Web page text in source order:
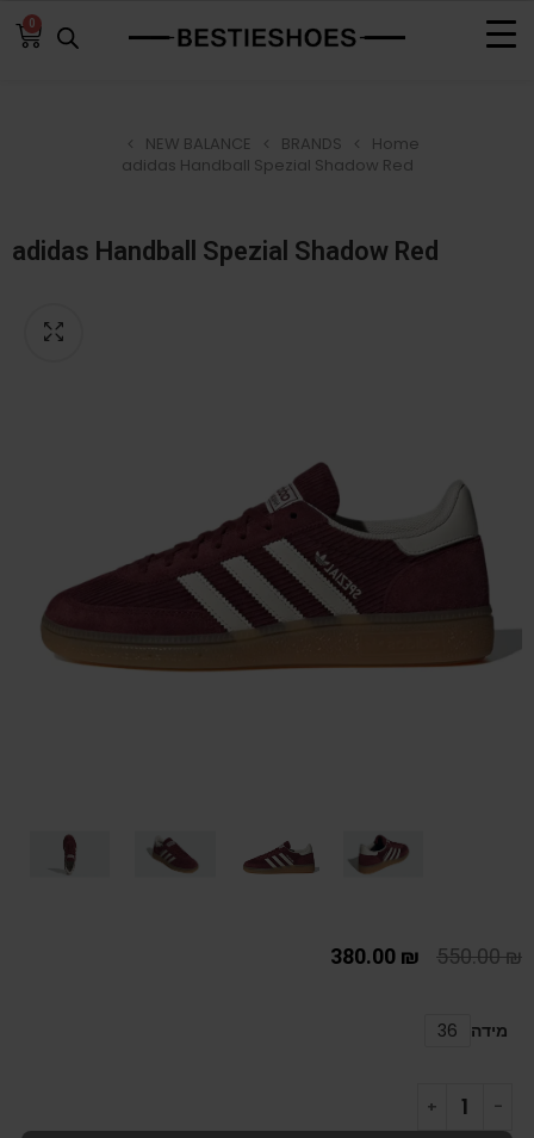
0
Home
BRANDS
NEW BALANCE
adidas Handball Spezial Shadow Red
adidas Handball Spezial Shadow Red
550.00₪
380.00 ₪
מידה 36